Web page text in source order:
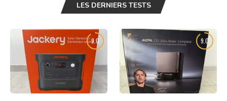
LES DERNIERS TESTS
9.0 9.0